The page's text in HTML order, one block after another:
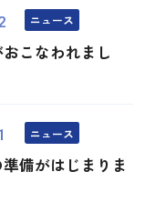
ニュース
こなわれまし
ニュース
備がはじまりま